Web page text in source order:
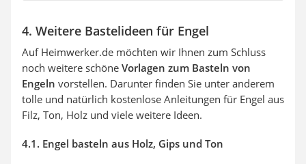
4. Weitere Bastelideen für Engel
Auf Heimwerker.de möchten wir Ihnen zum Schluss
noch weitere schöne Vorlagen zum Basteln von
Engeln vorstellen. Darunter finden Sie unter anderem
tolle und natürlich kostenlose Anleitungen für Engel aus
Filz, Ton, Holz und viele weitere Ideen.
4.1. Engel basteln aus Holz, Gips und Ton